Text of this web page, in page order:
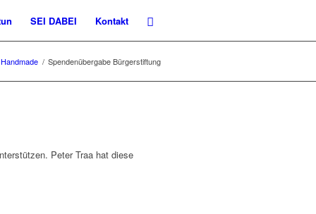
SEI DABEI Kontakt
/ Spendenübergabe Bürgerstiftung
Peter Traa hat diese